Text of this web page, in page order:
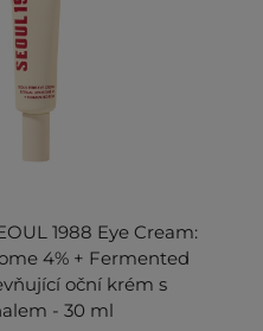
1988 Eye Cream:
4% + Fermented
oční krém s
- 30 ml